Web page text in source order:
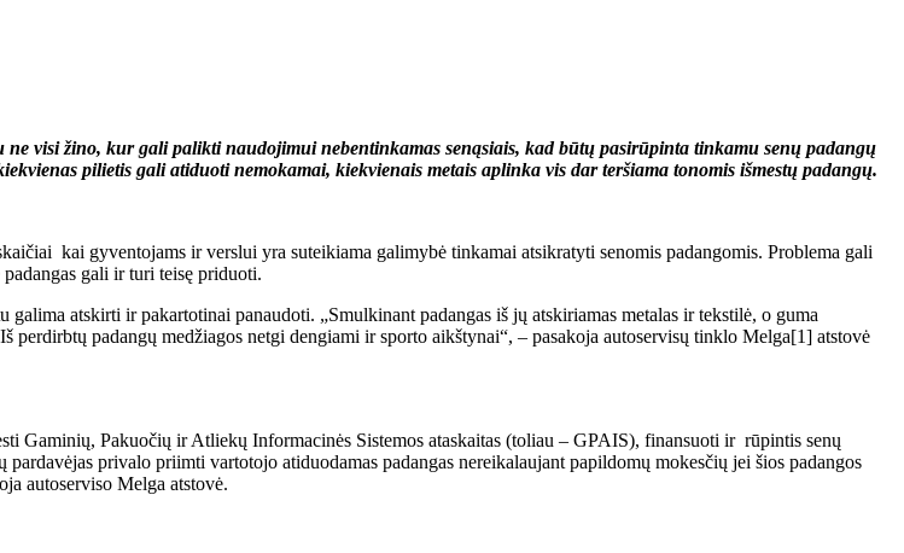
visi žino, kur gali palikti naudojimui nebentinkamas senąsiais, kad būtų pasirūpinta tinkamu senų padangų
pilietis gali atiduoti nemokamai, kiekvienais metais aplinka vis dar teršiama tonomis išmestų padangų.
kai gyventojams ir verslui yra suteikiama galimybė tinkamai atsikratyti senomis padangomis. Problema gali
gali ir turi teisę priduoti.
atskirti ir pakartotinai panaudoti. „Smulkinant padangas iš jų atskiriamas metalas ir tekstilė, o guma
padangų medžiagos netgi dengiami ir sporto aikštynai“, – pasakoja autoservisų tinklo Melga[1] atstovė
Gaminių, Pakuočių ir Atliekų Informacinės Sistemos ataskaitas (toliau – GPAIS), finansuoti ir rūpintis senų
privalo priimti vartotojo atiduodamas padangas nereikalaujant papildomų mokesčių jei šios padangos
autoserviso Melga atstovė.